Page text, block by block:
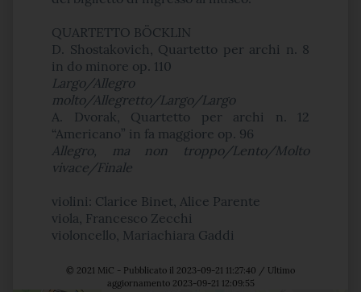
QUARTETTO BÖCKLIN
D. Shostakovich, Quartetto per archi n. 8
in do minore op. 110
Largo/Allegro
molto/Allegretto/Largo/Largo
A. Dvorak, Quartetto per archi n. 12
“Americano” in fa maggiore op. 96
Allegro, ma non troppo/Lento/Molto
vivace/Finale
violini: Clarice Binet, Alice Parente
viola, Francesco Zecchi
violoncello, Mariachiara Gaddi
© 2021 MiC - Pubblicato il 2023-09-21 11:27:40 / Ultimo
aggiornamento 2023-09-21 12:09:55